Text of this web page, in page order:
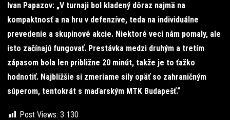
Ivan Papazov: „V turnaji bol kladený dôraz najmä na
kompaktnosť a na hru v defenzíve, teda na individuálne
prevedenie a skupinové akcie. Niektoré veci nám pomaly, ale
isto začínajú fungovať. Prestávka medzi druhým a tretím
zápasom bola len približne 20 minút, takže je to ťažko
hodnotiť. Najbližšie si zmeriame sily opäť so zahraničným
súperom, tentokrát s maďarským MTK Budapešť.“
Post Views: 3 130